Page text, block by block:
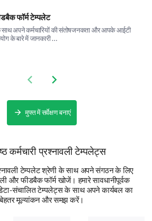
in the communications?
1 to 5, how would you rate the
of our internal communications?
फॉर्म टेम्पलेट
साथ अपने कर्मचारियों की संतोषजनकता और आपके आईटी
के बारे में जानकारी ...
Previous slide
Next slide
मुफ्त में सर्वेक्षण बनाएं
कर्मचारी प्रश्नावली टेम्पलेट्स
टेम्पलेट श्रेणी के साथ अपने संगठन के लिए
और फीडबैक फॉर्म खोजें। हमारे सावधानीपूर्वक
संचालित टेम्पलेट्स के साथ अपने कार्यबल का
मूल्यांकन और समझ करें।